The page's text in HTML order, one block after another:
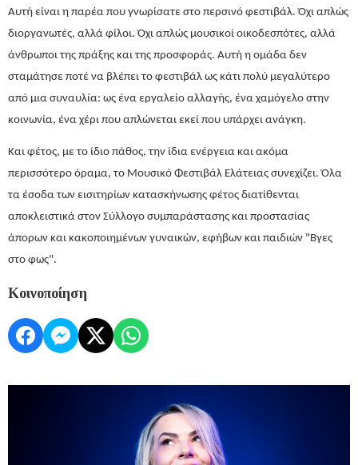
Αυτή είναι η παρέα που γνωρίσατε στο περσινό φεστιβάλ. Όχι απλώς
διοργανωτές, αλλά φίλοι. Όχι απλώς μουσικοί οικοδεσπότες, αλλά
άνθρωποι της πράξης και της προσφοράς. Αυτή η ομάδα δεν
σταμάτησε ποτέ να βλέπει το φεστιβάλ ως κάτι πολύ μεγαλύτερο
από μια συναυλία: ως ένα εργαλείο αλλαγής, ένα χαμόγελο στην
κοινωνία, ένα χέρι που απλώνεται εκεί που υπάρχει ανάγκη.
Και φέτος, με το ίδιο πάθος, την ίδια ενέργεια και ακόμα
περισσότερο όραμα, το Μουσικό Φεστιβάλ Ελάτειας συνεχίζει. Όλα
τα έσοδα των εισιτηρίων κατασκήνωσης φέτος διατίθενται
αποκλειστικά στον Σύλλογο συμπαράστασης και προστασίας
άπορων και κακοποιημένων γυναικών, εφήβων και παιδιών "Βγες
στο φως".
Κοινοποίηση